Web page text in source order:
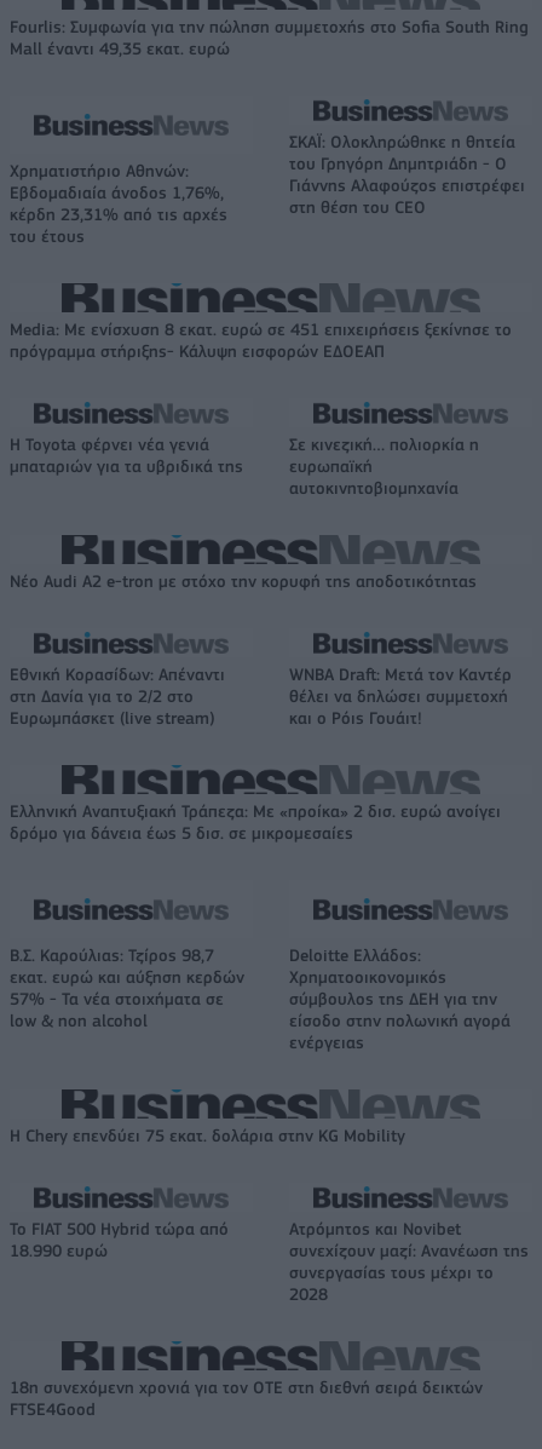
Fourlis: Συμφωνία για την πώληση συμμετοχής στο Sofia South Ring
Mall έναντι 49,35 εκατ. ευρώ
Χρηματιστήριο Αθηνών:
Εβδομαδιαία άνοδος 1,76%,
κέρδη 23,31% από τις αρχές
του έτους
ΣΚΑΪ: Ολοκληρώθηκε η θητεία
του Γρηγόρη Δημητριάδη - Ο
Γιάννης Αλαφούζος επιστρέφει
στη θέση του CEO
Media: Με ενίσχυση 8 εκατ. ευρώ σε 451 επιχειρήσεις ξεκίνησε το
πρόγραμμα στήριξης- Κάλυψη εισφορών ΕΔΟΕΑΠ
Η Toyota φέρνει νέα γενιά
μπαταριών για τα υβριδικά της
Σε κινεζική… πολιορκία η
ευρωπαϊκή
αυτοκινητοβιομηχανία
Νέο Audi A2 e-tron με στόχο την κορυφή της αποδοτικότητας
Εθνική Κορασίδων: Απέναντι
στη Δανία για το 2/2 στο
Ευρωμπάσκετ (live stream)
WNBA Draft: Μετά τον Καντέρ
θέλει να δηλώσει συμμετοχή
και ο Ρόις Γουάιτ!
Ελληνική Αναπτυξιακή Τράπεζα: Με «προίκα» 2 δισ. ευρώ ανοίγει
δρόμο για δάνεια έως 5 δισ. σε μικρομεσαίες
Β.Σ. Καρούλιας: Τζίρος 98,7
εκατ. ευρώ και αύξηση κερδών
57% - Τα νέα στοιχήματα σε
low & non alcohol
Deloitte Ελλάδος:
Χρηματοοικονομικός
σύμβουλος της ΔΕΗ για την
είσοδο στην πολωνική αγορά
ενέργειας
Η Chery επενδύει 75 εκατ. δολάρια στην KG Mobility
Το FIAT 500 Hybrid τώρα από
18.990 ευρώ
Ατρόμητος και Novibet
συνεχίζουν μαζί: Ανανέωση της
συνεργασίας τους μέχρι το
2028
18η συνεχόμενη χρονιά για τον ΟΤΕ στη διεθνή σειρά δεικτών
FTSE4Good